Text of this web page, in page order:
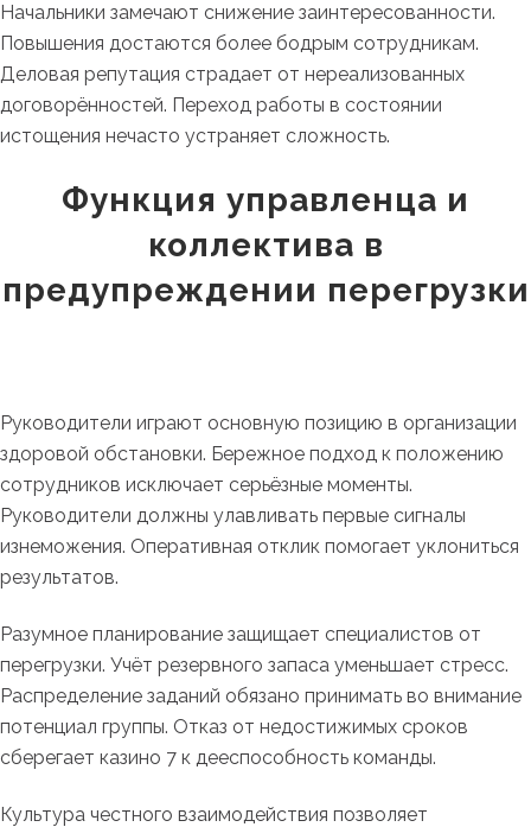
Начальники замечают снижение заинтересованности.
Повышения достаются более бодрым сотрудникам.
Деловая репутация страдает от нереализованных
договорённостей. Переход работы в состоянии
истощения нечасто устраняет сложность.
Функция управленца и
коллектива в
предупреждении перегрузки
Руководители играют основную позицию в организации
здоровой обстановки. Бережное подход к положению
сотрудников исключает серьёзные моменты.
Руководители должны улавливать первые сигналы
изнеможения. Оперативная отклик помогает уклониться
результатов.
Разумное планирование защищает специалистов от
перегрузки. Учёт резервного запаса уменьшает стресс.
Распределение заданий обязано принимать во внимание
потенциал группы. Отказ от недостижимых сроков
сберегает казино 7 к дееспособность команды.
Культура честного взаимодействия позволяет